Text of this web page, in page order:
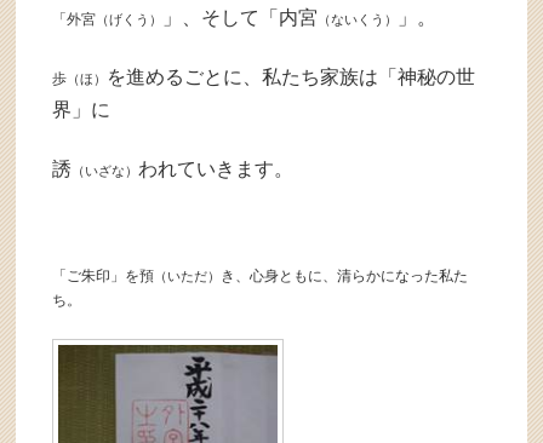
「外宮 （げくう） 」、 そして「内宮 （ないくう） 」。
歩 （ほ）
を進めるごとに、私たち家族は「神秘の世
界」に
誘 （いざな） われていきます。
「ご朱印」を預 （いただ）
き、心身ともに、清らかになった私た
ち。